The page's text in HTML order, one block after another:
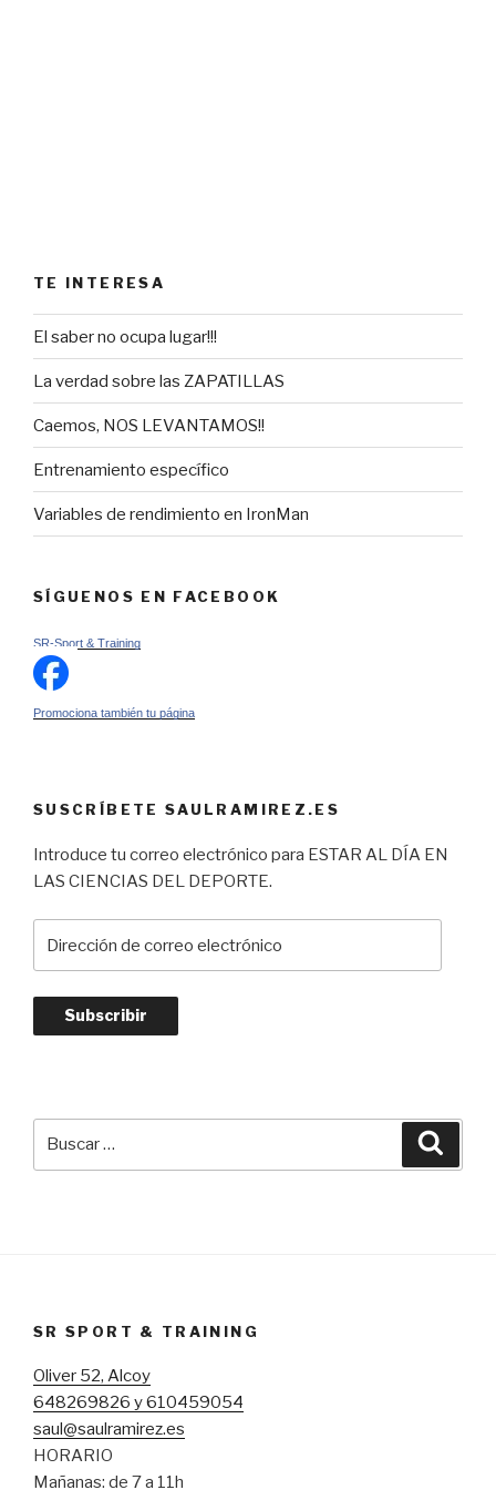
TE INTERESA
El saber no ocupa lugar!!!
La verdad sobre las ZAPATILLAS
Caemos, NOS LEVANTAMOS!!
Entrenamiento específico
Variables de rendimiento en IronMan
SÍGUENOS EN FACEBOOK
SR-Sport & Training
Promociona también tu página
SUSCRÍBETE SAULRAMIREZ.ES
Introduce tu correo electrónico para ESTAR AL DÍA EN
LAS CIENCIAS DEL DEPORTE.
de
electrónico
Subscribir
SR SPORT & TRAINING
Oliver 52, Alcoy
648269826 y 610459054
saul@saulramirez.es
HORARIO
Mañanas: de 7 a 11h